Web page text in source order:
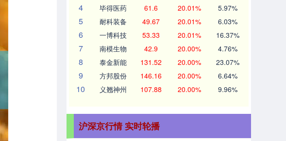
4 毕得医药 61.6 20.01% 5.97%
5 耐科装备 49.67 20.01% 6.03%
6 一博科技 53.33 20.01% 16.37%
7 南模生物 42.9 20.00% 4.76%
8 泰金新能 131.52 20.00% 23.07%
9 方邦股份 146.16 20.00% 6.64%
10 义翘神州 107.88 20.00% 9.96%
沪深京行情 实时轮播